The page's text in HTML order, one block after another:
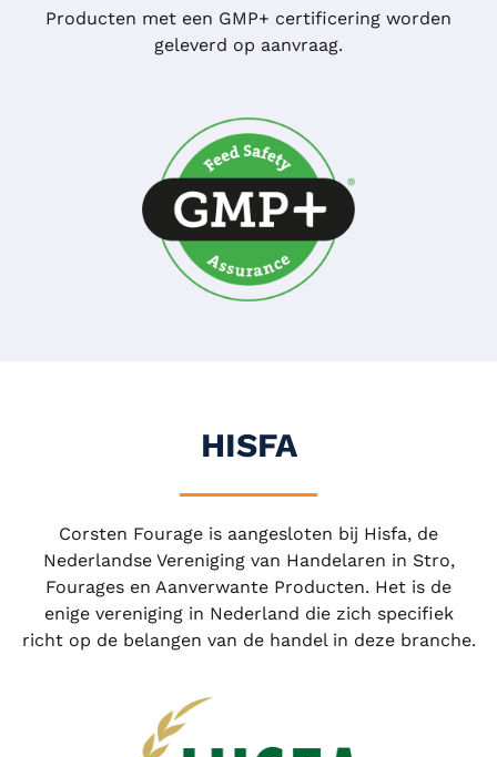
Producten met een GMP+ certificering worden
geleverd op aanvraag.
HISFA
Corsten Fourage is aangesloten bij Hisfa, de
Nederlandse Vereniging van Handelaren in Stro,
Fourages en Aanverwante Producten. Het is de
enige vereniging in Nederland die zich specifiek
richt op de belangen van de handel in deze branche.